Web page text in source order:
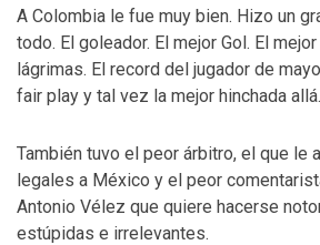
A Colombia le fue muy bien. Hizo un
todo. El goleador. El mejor Gol. El
lágrimas. El record del jugador de
fair play y tal vez la mejor hinchada allá.
También tuvo el peor árbitro, el que le
legales a México y el peor
Antonio Vélez que quiere hacerse
estúpidas e irrelevantes.